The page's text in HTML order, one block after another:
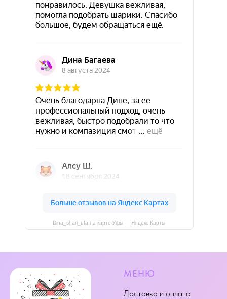
Dina_shari_ufa на карте Уфы — Яндекс Карты
МЕНЮ
Доставка и оплата